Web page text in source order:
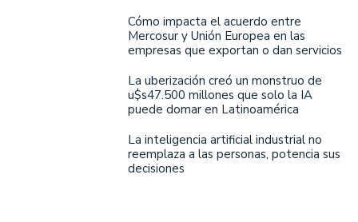
Cómo impacta el acuerdo entre
Mercosur y Unión Europea en las
empresas que exportan o dan servicios
La uberización creó un monstruo de
u$s47.500 millones que solo la IA
puede domar en Latinoamérica
La inteligencia artificial industrial no
reemplaza a las personas, potencia sus
decisiones